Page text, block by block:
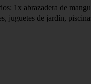
1x abrazadera de
juguetes de jardín,